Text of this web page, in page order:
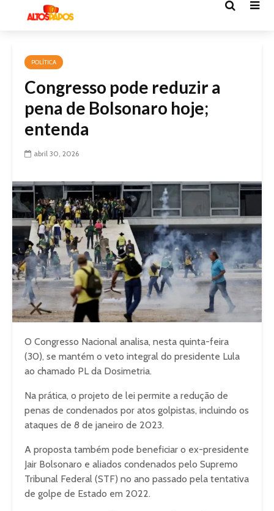
POLÍTICA
Congresso pode reduzir a
pena de Bolsonaro hoje;
entenda
abril 30, 2026
O Congresso Nacional analisa, nesta quinta-feira
(30), se mantém o veto integral do presidente Lula
ao chamado PL da Dosimetria.
Na prática, o projeto de lei permite a redução de
penas de condenados por atos golpistas, incluindo os
ataques de 8 de janeiro de 2023.
A proposta também pode beneficiar o ex-presidente
Jair Bolsonaro e aliados condenados pelo Supremo
Tribunal Federal (STF) no ano passado pela tentativa
de golpe de Estado em 2022.